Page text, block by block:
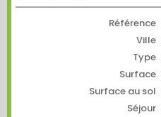
Référence
Ville
Type
Surface
Surface au sol
Séjour